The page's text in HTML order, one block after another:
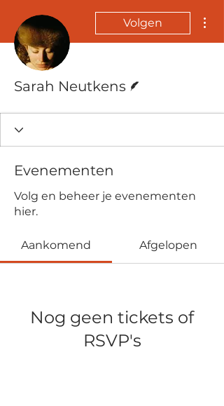
Volgen
Sarah Neutkens
Evenementen
Volg en beheer je evenementen
hier.
Aankomend Afgelopen
Nog geen tickets of
RSVP's